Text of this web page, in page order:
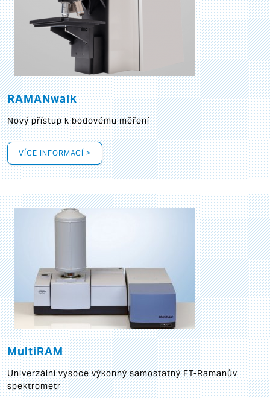
RAMANwalk
Nový přístup k bodovému měření
VÍCE INFORMACÍ >
MultiRAM
Univerzální vysoce výkonný samostatný FT-Ramanův
spektrometr